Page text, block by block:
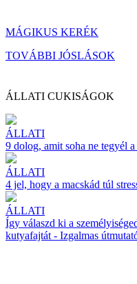
MÁGIKUS KERÉK
TOVÁBBI JÓSLÁSOK
ÁLLATI CUKISÁGOK
ÁLLATI
9 dolog, amit soha ne tegyél
ÁLLATI
4 jel, hogy a macskád túl
ÁLLATI
Így válaszd ki a
kutyafajtát - Izgalmas